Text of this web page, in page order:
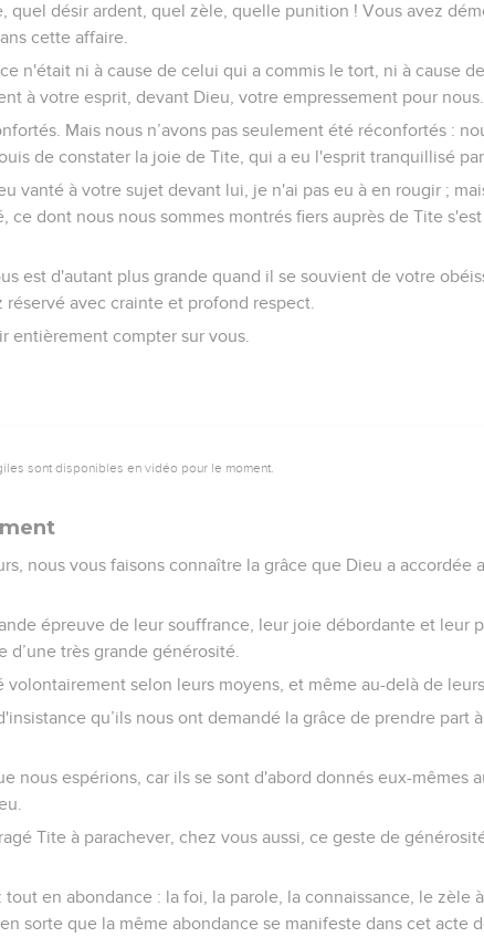
quel désir ardent, quel zèle, quelle punition ! Vous avez
cette affaire.
n'était ni à cause de celui qui a commis le tort, ni à cause
à votre esprit, devant Dieu, votre empressement pour nous.
Mais nous n’avons pas seulement été réconfortés :
de constater la joie de Tite, qui a eu l'esprit tranquillisé par
vanté à votre sujet devant lui, je n'ai pas eu à en rougir ;
ce dont nous nous sommes montrés fiers auprès de Tite
est d'autant plus grande quand il se souvient de votre
avec crainte et profond respect.
entièrement compter sur vous.
sont disponibles en vidéo pour le moment.
nous vous faisons connaître la grâce que Dieu a accordée
épreuve de leur souffrance, leur joie débordante et leur
d’une très grande générosité.
selon leurs moyens, et même au-delà de
qu’ils nous ont demandé la grâce de prendre part
nous espérions, car ils se sont d'abord donnés eux-mêmes
Tite à parachever, chez vous aussi, ce geste de
tout en abondance : la foi, la parole, la connaissance, le zèle
sorte que la même abondance se manifeste dans cet acte